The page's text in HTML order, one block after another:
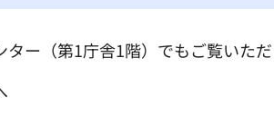
ー（第1庁舎1階）でもご覧いただ